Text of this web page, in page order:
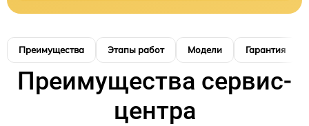
Преимущества Этапы работ Модели Гарантия
Преимущества сервис-
центра